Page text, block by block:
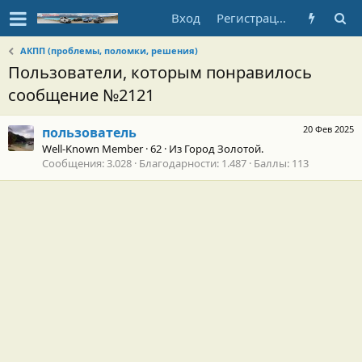
Вход Регистрация
АКПП (проблемы, поломки, решения)
Пользователи, которым понравилось
сообщение №2121
20 Фев 2025
пользователь
Well-Known Member ·62 · Из Город Золотой.
Сообщения 3.028 Благодарности 1.487 Баллы 113